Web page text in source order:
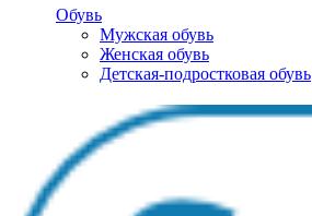
Обувь
Мужская обувь
Женская обувь
Детская-подростковая обувь